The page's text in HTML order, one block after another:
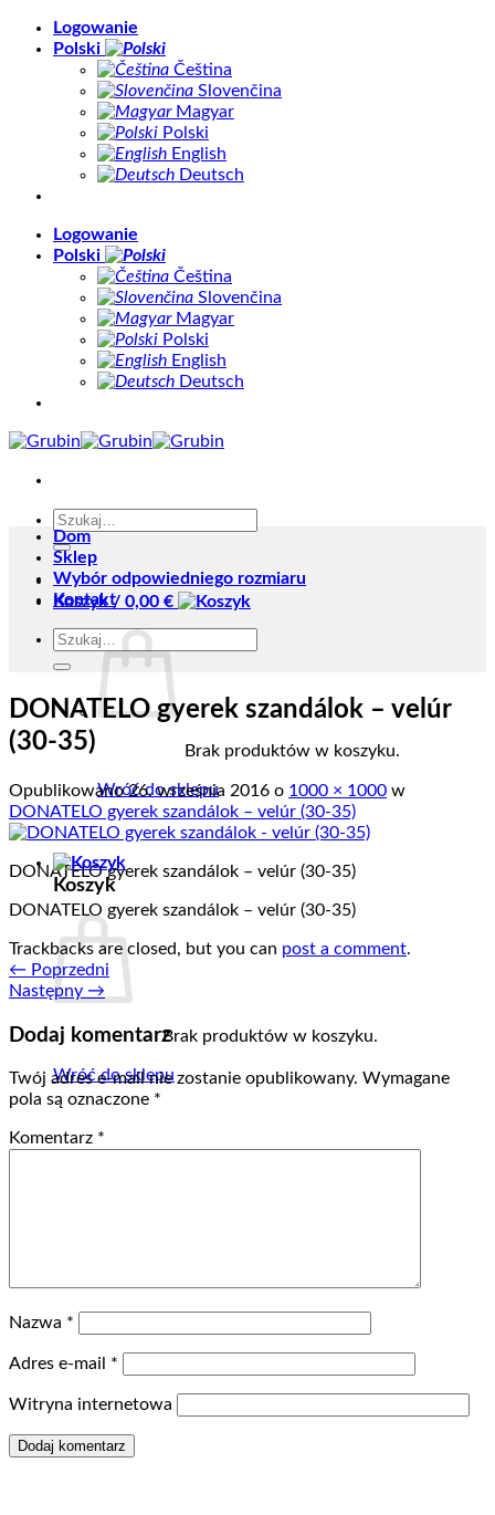
Skip
Logowanie
Polski
Čeština
Slovenčina
Magyar
Polski
English
Deutsch
Logowanie
Polski
Čeština
Slovenčina
Magyar
Polski
English
Deutsch
Szukaj:
Koszyk / 0,00 €
Brak produktów w koszyku.
Wróć do sklepu
Koszyk
Brak produktów w koszyku.
Wróć do sklepu
Dom
Sklep
Wybór odpowiedniego rozmiaru
Kontakt
Szukaj:
DONATELO gyerek szandálok – velúr
(30-35)
Opublikowano26. września 2016 o 1000 × 1000 w
DONATELO gyerek szandálok – velúr (30-35)
DONATELO gyerek szandálok – velúr (30-35)
DONATELO gyerek szandálok – velúr (30-35)
Trackbacks are closed, but you can post a comment.
← Poprzedni
Następny →
Dodaj komentarz
Twój adres e-mail nie zostanie opublikowany. Wymagane
pola są oznaczone *
Komentarz *
Nazwa *
Adres e-mail *
Witryna internetowa